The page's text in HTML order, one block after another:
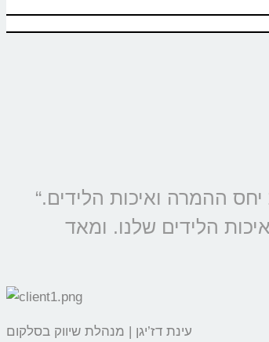
“מוצרי קולמי מוטמעים בכל קמפיין של סלקום ונטוויז’ן, החל משנת 2009 ומשפרים משמעותית את יחס ההמרה ואיכות הלידים.
הלידים שלנו. ומאד
עינת דז’יגן | מנהלת שיווק בסלקום